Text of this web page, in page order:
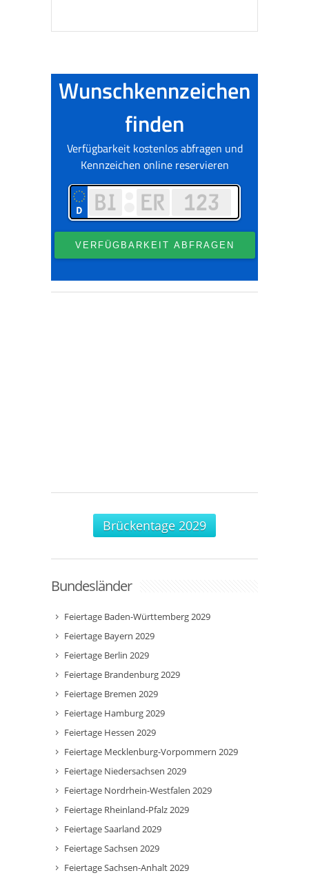
Brückentage 2029
Bundesländer
Feiertage Baden-Württemberg 2029
Feiertage Bayern 2029
Feiertage Berlin 2029
Feiertage Brandenburg 2029
Feiertage Bremen 2029
Feiertage Hamburg 2029
Feiertage Hessen 2029
Feiertage Mecklenburg-Vorpommern 2029
Feiertage Niedersachsen 2029
Feiertage Nordrhein-Westfalen 2029
Feiertage Rheinland-Pfalz 2029
Feiertage Saarland 2029
Feiertage Sachsen 2029
Feiertage Sachsen-Anhalt 2029